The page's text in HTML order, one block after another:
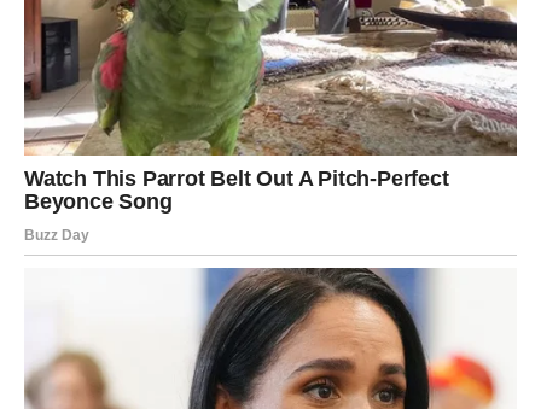
VAGA
Nova poznanstva i lijepe emocije obilježavaju naredni
period.
Sudbina vam šalje ljude koji donose radost.
Poruka zvijezda
Otvorite srce novim iskustvima.